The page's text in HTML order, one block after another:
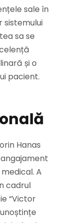
sale în
sistemului
sa se
și o
pacient.
Hanas
A
cadrul
“Victor